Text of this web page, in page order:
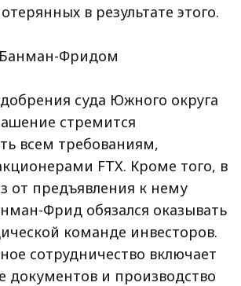
в результате этого.
Фридом
суда Южного округа
стремится
всем требованиям,
FTX. Кроме того, в
от предъявления к нему
Фрид обязался оказывать
команде инвесторов.
сотрудничество включает
документов и производство